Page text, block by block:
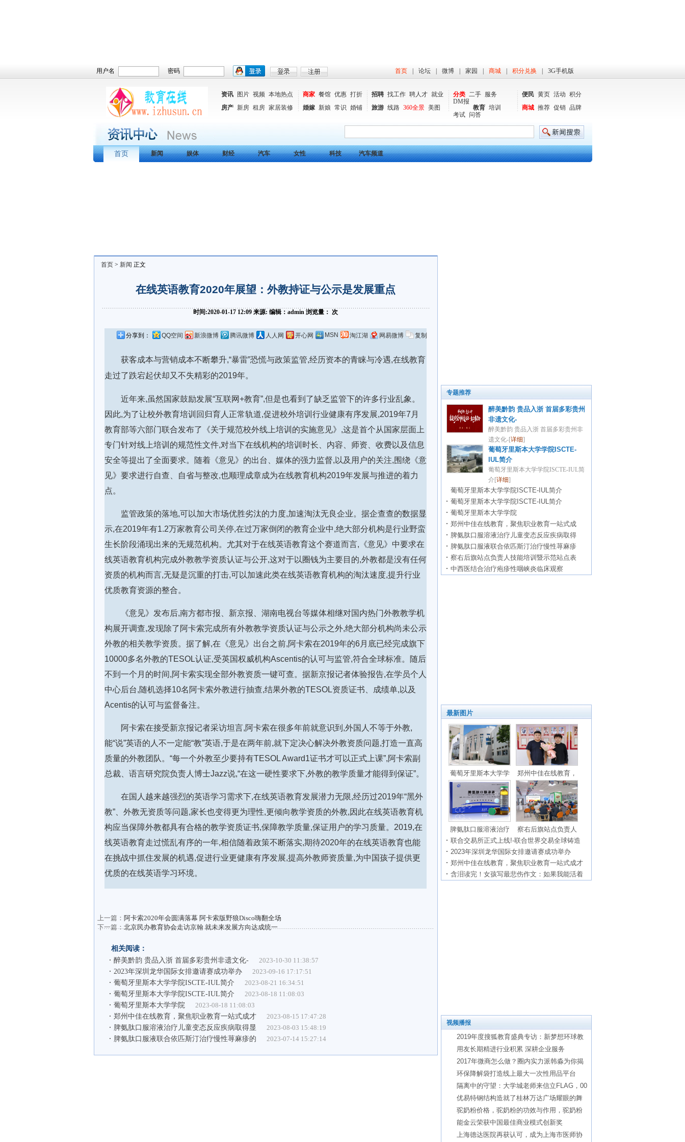
用户名 密码 首页 论坛 微博 家园 商城 积分兑换 3G手机版
资讯 图片 视频 本地热点
房产 新房 租房 家居装修
商家 餐馆 优惠 打折
婚嫁 新娘 常识 婚铺
招聘 找工作 聘人才 就业
旅游 线路 360全景 美图
分类 二手
服务
DM报
教育 培训
考试
问答
便民 黄页 活动 积分
商城 推荐 促销 品牌
首页 新闻 娱体 财经 汽车 女性 科技 汽车频道
首页> 新闻 正文
在线英语教育2020年展望：外教持证与公示是发展重点
时间:2020-01-17 12:09 来源: 编辑：admin 浏览量： 次
分享到： QQ空间 新浪微博 腾讯微博 人人网 开心网 MSN 淘江湖 网易微博 复制
获客成本与营销成本不断攀升,“暴雷”恐慌与政策监管,经历资本的青睐与冷遇,在线教育
走过了跌宕起伏却又不失精彩的2019年。
近年来,虽然国家鼓励发展“互联网+教育”,但是也看到了缺乏监管下的许多行业乱象。
因此,为了让校外教育培训回归育人正常轨道,促进校外培训行业健康有序发展,2019年7月
教育部等六部门联合发布了《关于规范校外线上培训的实施意见》,这是首个从国家层面上
专门针对线上培训的规范性文件,对当下在线机构的培训时长、内容、师资、收费以及信息
安全等提出了全面要求。随着《意见》的出台、媒体的强力监督,以及用户的关注,围绕《意
见》要求进行自查、自省与整改,也顺理成章成为在线教育机构2019年发展与推进的着力
点。
监管政策的落地,可以加大市场优胜劣汰的力度,加速淘汰无良企业。据企查查的数据显
示,在2019年有1.2万家教育公司关停,在过万家倒闭的教育企业中,绝大部分机构是行业野蛮
生长阶段涌现出来的无规范机构。尤其对于在线英语教育这个赛道而言,《意见》中要求在
线英语教育机构完成外教教学资质认证与公开,这对于以圈钱为主要目的,外教都是没有任何
资质的机构而言,无疑是沉重的打击,可以加速此类在线英语教育机构的淘汰速度,提升行业
优质教育资源的整合。
《意见》发布后,南方都市报、新京报、湖南电视台等媒体相继对国内热门外教教学机
构展开调查,发现除了阿卡索完成所有外教教学资质认证与公示之外,绝大部分机构尚未公示
外教的相关教学资质。据了解,在《意见》出台之前,阿卡索在2019年的6月底已经完成旗下
10000多名外教的TESOL认证,受英国权威机构Ascentis的认可与监管,符合全球标准。随后
不到一个月的时间,阿卡索实现全部外教资质一键可查。据新京报记者体验报告,在学员个人
中心后台,随机选择10名阿卡索外教进行抽查,结果外教的TESOL资质证书、成绩单,以及
Acentis的认可与监督备注。
阿卡索在接受新京报记者采访坦言,阿卡索在很多年前就意识到,外国人不等于外教,
能“说”英语的人不一定能“教”英语,于是在两年前,就下定决心解决外教资质问题,打造一直高
质量的外教团队。“每一个外教至少要持有TESOL Award1证书才可以正式上课”,阿卡索副
总裁、语言研究院负责人博士Jazz说,“在这一硬性要求下,外教的教学质量才能得到保证”。
在国人越来越强烈的英语学习需求下,在线英语教育发展潜力无限,经历过2019年“黑外
教”、外教无资质等问题,家长也变得更为理性,更倾向教学资质的外教,因此在线英语教育机
构应当保障外教都具有合格的教学资质证书,保障教学质量,保证用户的学习质量。2019,在
线英语教育走过慌乱有序的一年,相信随着政策不断落实,期待2020年的在线英语教育也能
在挑战中抓住发展的机遇,促进行业更健康有序发展,提高外教师资质量,为中国孩子提供更
优质的在线英语学习环境。
上一篇： 阿卡索2020年会圆满落幕 阿卡索版野狼Disco嗨翻全场
下一篇：北京民办教育协会走访京翰 就未来发展方向达成统一
相关阅读：
醉美黔韵 贵品入浙 首届多彩贵州非遗文化-
2023-10-30 11:38:57
2023年深圳龙华国际女排邀请赛成功举办
2023-09-16 17:17:51
葡萄牙里斯本大学学院ISCTE-IUL简介
2023-08-21 16:34:51
葡萄牙里斯本大学学院ISCTE-IUL简介
2023-08-18 11:08:03
葡萄牙里斯本大学学院
2023-08-18 11:08:03
郑州中佳在线教育，聚焦职业教育一站式成才
2023-08-15 17:47:28
脾氨肽口服溶液治疗儿童变态反应疾病取得显
2023-08-03 15:48:19
脾氨肽口服液联合依匹斯汀治疗慢性荨麻疹的
2023-07-14 15:27:14
专题推荐
醉美黔韵 贵品入浙 首届多彩贵州
非遗文化-
醉美黔韵 贵品入浙 首届多彩贵州非
遗文化-[详细]
葡萄牙里斯本大学学院ISCTE-
IUL简介
葡萄牙里斯本大学学院ISCTE-IUL简
介[详细]
葡萄牙里斯本大学学院ISCTE-IUL简介
葡萄牙里斯本大学学院ISCTE-IUL简介
葡萄牙里斯本大学学院
郑州中佳在线教育，聚焦职业教育一站式成
脾氨肽口服溶液治疗儿童变态反应疾病取得
脾氨肽口服液联合依匹斯汀治疗慢性荨麻疹
察右后旗站点负责人技能培训暨示范站点表
中西医结合治疗疱疹性咽峡炎临床观察
最新图片
葡萄牙里斯本大学学 郑州中佳在线教育，
脾氨肽口服溶液治疗
察右后旗站点负责人
联合交易所正式上线!-联合世界交易全球铸造
2023年深圳龙华国际女排邀请赛成功举办
郑州中佳在线教育，聚焦职业教育一站式成才
含泪读完！女孩写最悲伤作文：如果我能活着
视频播报
2019年度搜狐教育盛典专访：新梦想环球教
用友长期精进行业积累 深耕企业服务
2017年微商怎么做？圈内实力派韩淼为你揭
环保降解袋打造线上最大一次性用品平台
隔离中的守望：大学城老师来信立FLAG，00
优易特钢结构造就了桂林万达广场耀眼的舞
驼奶粉价格，驼奶粉的功效与作用，驼奶粉
能金云荣获中国最佳商业模式创新奖
上海德达医院再获认可，成为上海市医师协